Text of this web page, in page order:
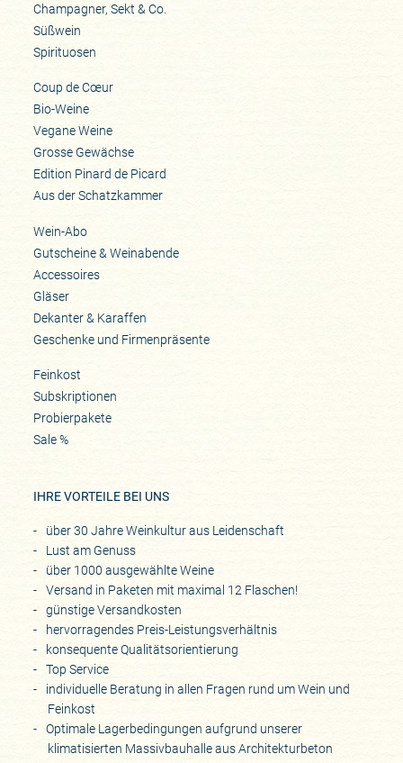
Champagner, Sekt & Co.
Süßwein
Spirituosen
Coup de Cœur
Bio-Weine
Vegane Weine
Grosse Gewächse
Edition Pinard de Picard
Aus der Schatzkammer
Wein-Abo
Gutscheine & Weinabende
Accessoires
Gläser
Dekanter & Karaffen
Geschenke und Firmenpräsente
Feinkost
Subskriptionen
Probierpakete
Sale %
IHRE VORTEILE BEI UNS
über 30 Jahre Weinkultur aus Leidenschaft
Lust am Genuss
über 1000 ausgewählte Weine
Versand in Paketen mit maximal 12 Flaschen!
günstige Versandkosten
hervorragendes Preis-Leistungsverhältnis
konsequente Qualitätsorientierung
Top Service
individuelle Beratung in allen Fragen rund um Wein und
Feinkost
Optimale Lagerbedingungen aufgrund unserer
klimatisierten Massivbauhalle aus Architekturbeton